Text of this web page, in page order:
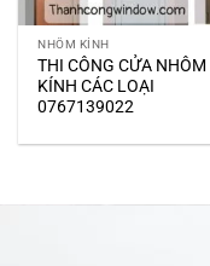
NHÔM KÍNH
THI CÔNG CỬA NHÔM
KÍNH CÁC LOẠI
0767139022